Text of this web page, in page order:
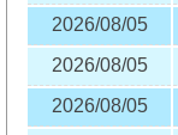
2026/08/05
2026/08/05
2026/08/05